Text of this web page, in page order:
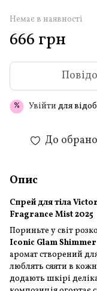
Немає в наявності
666 грн
% Увійти для
До
Опис
Спрей для тіла
Fragrance Mist 2025
Пориньте у світ
Iconic Glam
аромат створений
люблять сяяти в
додають шкірі